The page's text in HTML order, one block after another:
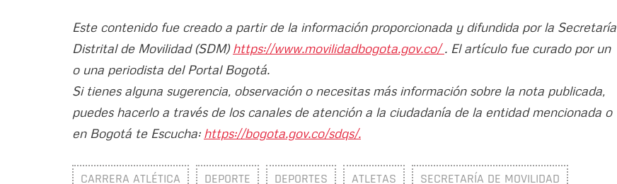
Este contenido fue creado a partir de la información proporcionada y difundida por la Secretaría
Distrital de Movilidad (SDM) https://www.movilidadbogota.gov.co/. El artículo fue curado por un
o una periodista del Portal Bogotá.
Si tienes alguna sugerencia, observación o necesitas más información sobre la nota publicada,
puedes hacerlo a través de los canales de atención a la ciudadanía de la entidad mencionada o
en Bogotá te Escucha: https://bogota.gov.co/sdqs/.
CARRERA ATLÉTICA DEPORTE DEPORTES ATLETAS SECRETARÍA DE MOVILIDAD